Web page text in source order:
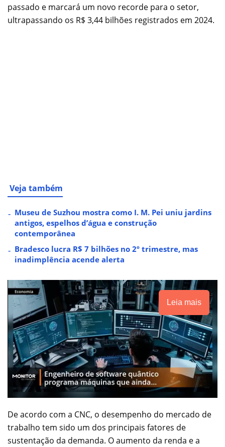
passado e marcará um novo recorde para o setor,
ultrapassando os R$ 3,44 bilhões registrados em 2024.
Veja também
Museu de Suzhou mostra como I. M. Pei uniu jardins
antigos, espelhos d’água e construção
contemporânea
Bradesco lucra R$ 7 bilhões no 2º trimestre, mas
inadimplência acende alerta
Leia mais
De acordo com a CNC, o desempenho do mercado de
trabalho tem sido um dos principais fatores de
sustentação da demanda. O aumento da renda e a